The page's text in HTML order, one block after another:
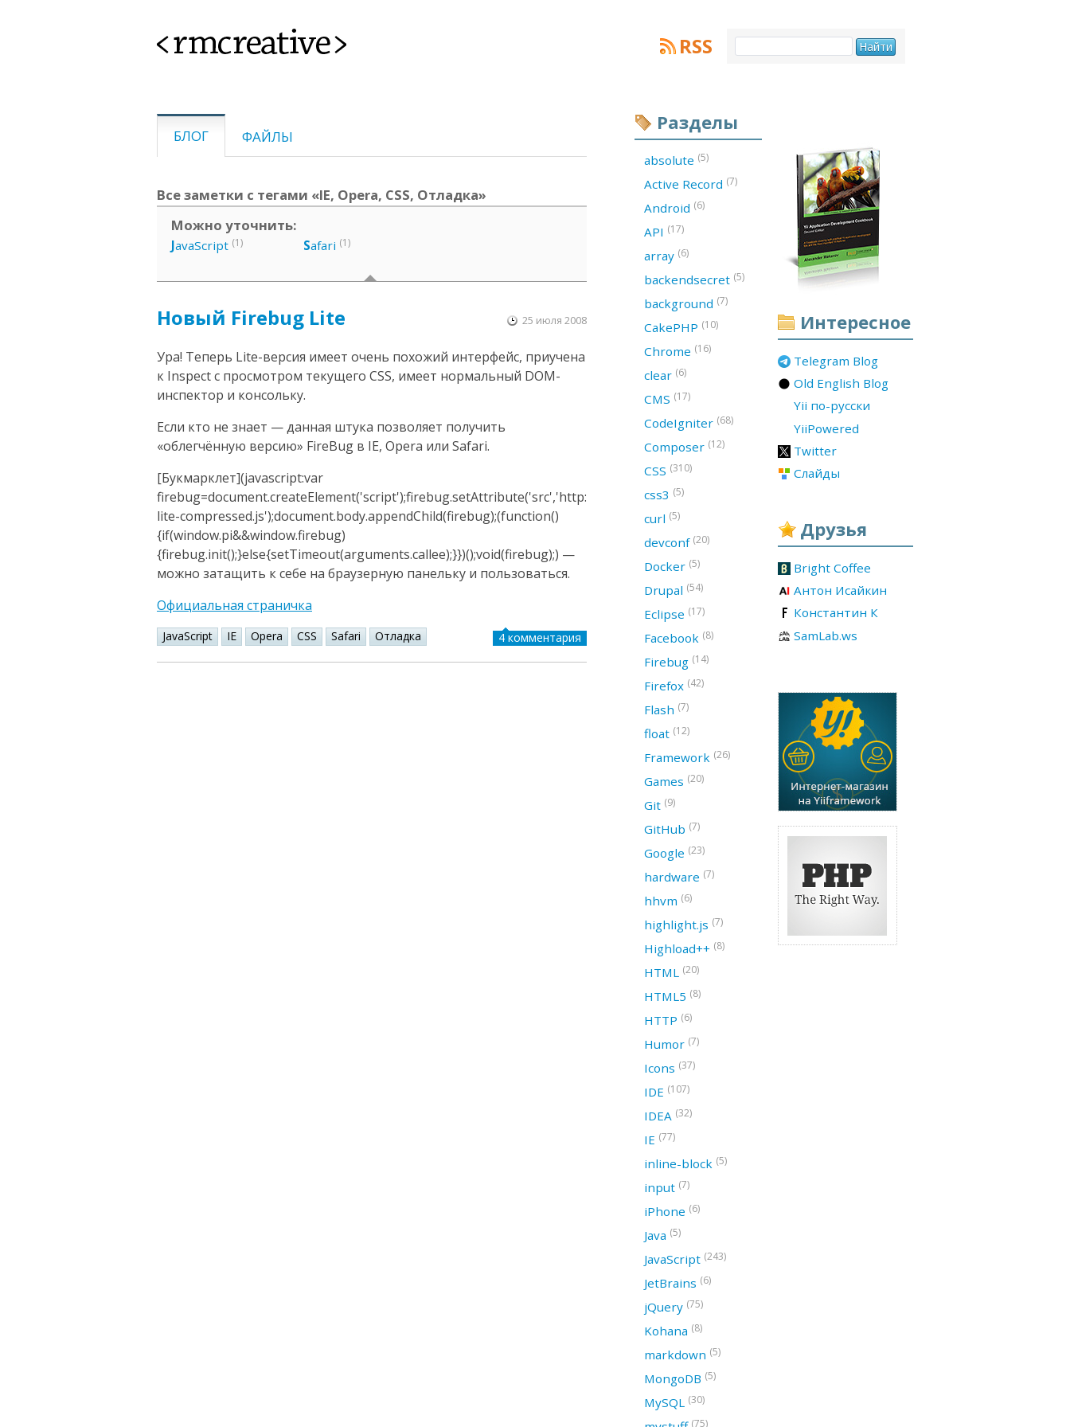
<rmcreative> RSS
БЛОГ ФАЙЛЫ
Все заметки с тегами «IE, Opera, CSS, Отладка»
Можно уточнить:
JavaScript (1) Safari (1)
Новый Firebug Lite 25 июля 2008
Ура! Теперь Lite-версия имеет очень похожий интерфейс, приучена
к Inspect с просмотром текущего CSS, имеет нормальный DOM-
инспектор и консольку.
Если кто не знает — данная штука позволяет получить
«облегчённую версию» FireBug в IE, Opera или Safari.
[Букмарклет](javascript:var
firebug=document.createElement('script');firebug.setAttribute('src','http://getfirebug.com/releases/lite/1.2/firebug-
lite-compressed.js');document.body.appendChild(firebug);(function()
{if(window.pi&&window.firebug)
{firebug.init();}else{setTimeout(arguments.callee);}})();void(firebug);) —
можно затащить к себе на браузерную панельку и пользоваться.
Официальная страничка
JavaScript IE Opera CSS Safari Отладка 4 комментария
Интересное
Telegram Blog
Old English Blog
Yii по-русски
YiiPowered
Twitter
Слайды
Друзья
Bright Coffee
Антон Исайкин
Константин К
SamLab.ws
Разделы
absolute (5)
Active Record (7)
Android (6)
API (17)
array (6)
backendsecret (5)
background (7)
CakePHP (10)
Chrome (16)
clear (6)
CMS (17)
CodeIgniter (68)
Composer (12)
CSS (310)
css3 (5)
curl (5)
devconf (20)
Docker (5)
Drupal (54)
Eclipse (17)
Facebook (8)
Firebug (14)
Firefox (42)
Flash (7)
float (12)
Framework (26)
Games (20)
Git (9)
GitHub (7)
Google (23)
hardware (7)
hhvm (6)
highlight.js (7)
Highload++ (8)
HTML (20)
HTML5 (8)
HTTP (6)
Humor (7)
Icons (37)
IDE (107)
IDEA (32)
IE (77)
inline-block (5)
input (7)
iPhone (6)
Java (5)
JavaScript (243)
JetBrains (6)
jQuery (75)
Kohana (8)
markdown (5)
MongoDB (5)
MySQL (30)
(75)